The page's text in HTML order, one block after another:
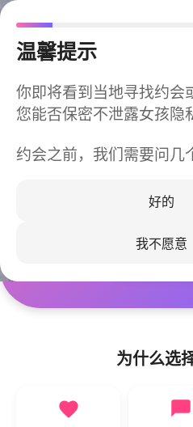
温馨提示
你即将看到当地寻找约会
您能否保密不泄露女孩隐
约会之前，我们需要问几
好的
我不愿意
今晚不
同城快速匹配，马
立即下
为什么选